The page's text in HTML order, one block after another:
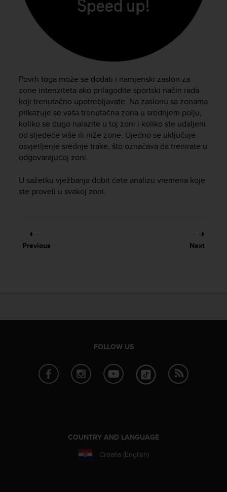
Povrh toga može se dodati i namjenski zaslon za
zone intenziteta ako prilagodite sportski način rada
koji trenutačno upotrebljavate. Na zaslonu sa zonama
prikazuje se vaša trenutačna zona u srednjem polju,
koliko se dugo nalazite u toj zoni i koliko ste udaljeni
od sljedeće više ili niže zone. Ujedno se uključuje
osvjetljenje srednje trake, što označava da trenirate u
odgovarajućoj zoni.
U sažetku vježbanja dobit ćete analizu vremena koje
ste proveli u svakoj zoni.
Previous Next
FOLLOW US
COUNTRY AND LANGUAGE
Croatia (English)